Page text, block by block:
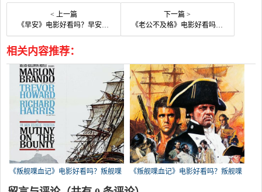
< 上一篇
《早安》电影好看吗？早安影评及简介
下一篇 >
《老公不及格》电影好看吗？老公不及格影评及简介
相关内容推荐：
《叛舰喋血记》电影好看吗？叛舰喋
血
《叛舰喋血记》电影好看吗？叛舰喋
血